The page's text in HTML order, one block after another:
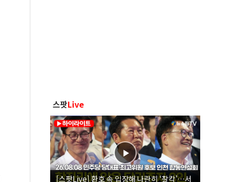
스팟Live
[스팟Live] 환호 속 입장해 나란히 ‘찰칵’…서